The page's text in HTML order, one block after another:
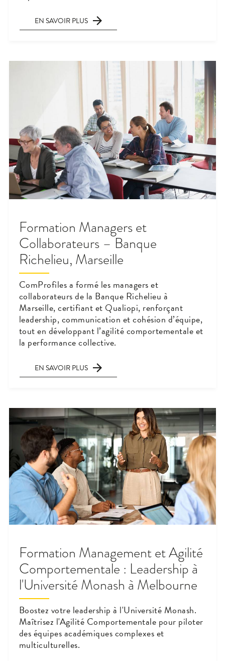
EN SAVOIR PLUS
Formation Managers et
Collaborateurs – Banque
Richelieu, Marseille
ComProfiles a formé les managers et
collaborateurs de la Banque Richelieu à
Marseille, certifiant et Qualiopi, renforçant
leadership, communication et cohésion d’équipe,
tout en développant l’agilité comportementale et
la performance collective.
EN SAVOIR PLUS
Formation Management et Agilité
Comportementale : Leadership à
l'Université Monash à Melbourne
Boostez votre leadership à l'Université Monash.
Maîtrisez l'Agilité Comportementale pour piloter
des équipes académiques complexes et
multiculturelles.